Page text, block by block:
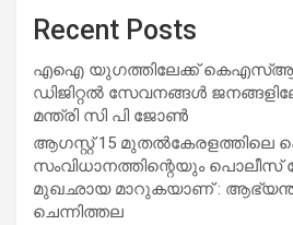
Recent Posts
എഐ യുഗത്തിലേക്ക്
ഡിജിറ്റൽ സേവനങ്ങൾ
മന്ത്രി സി പി ജോൺ
ആഗസ്റ്റ് 15 മുതല്‍കേരളത്തിലെ
സംവിധാനത്തിന്റെയും
മുഖഛായ മാറുകയാണ് :
ചെന്നിത്തല